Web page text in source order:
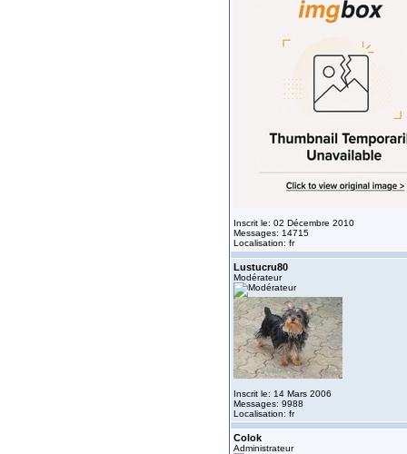
Inscrit le: 02 Décembre 2010
Messages: 14715
Localisation: fr
Lustucru80
Modérateur
Inscrit le: 14 Mars 2006
Messages: 9988
Localisation: fr
Colok
Administrateur